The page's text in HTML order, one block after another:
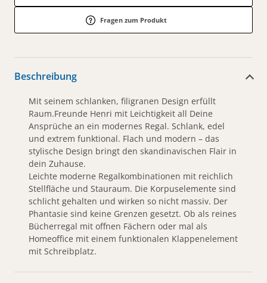
Fragen zum Produkt
Beschreibung
Mit seinem schlanken, filigranen Design erfüllt
Raum.Freunde Henri mit Leichtigkeit all Deine
Ansprüche an ein modernes Regal. Schlank, edel
und extrem funktional. Flach und modern – das
stylische Design bringt den skandinavischen Flair in
dein Zuhause.
Leichte moderne Regalkombinationen mit reichlich
Stellfläche und Stauraum. Die Korpuselemente sind
schlicht gehalten und wirken so nicht massiv. Der
Phantasie sind keine Grenzen gesetzt. Ob als reines
Bücherregal mit offnen Fächern oder mal als
Homeoffice mit einem funktionalen Klappenelement
mit Schreibplatz.